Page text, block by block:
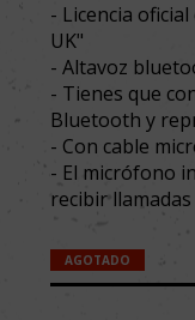
- Licencia
UK"
- Altavoz
- Tienes que
Bluetooth y
- Con cable
- El micrófono
recibir llamadas
AGOTADO